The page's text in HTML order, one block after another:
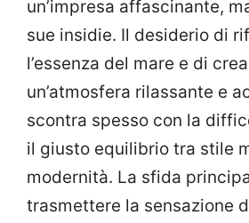
un’impresa affascinante,
sue insidie. Il desiderio di
l’essenza del mare e di
un’atmosfera rilassante e
scontra spesso con la
il giusto equilibrio tra stile
modernità. La sfida
trasmettere la sensazione